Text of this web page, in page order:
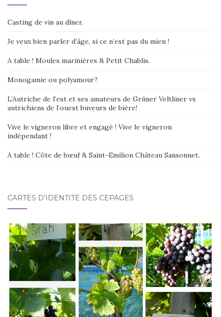
Casting de vin au dîner.
Je veux bien parler d’âge, si ce n’est pas du mien !
A table ! Moules marinières & Petit Chablis.
Monogamie ou polyamour?
L’Autriche de l’est et ses amateurs de Grüner Veltliner vs
autrichiens de l’ouest buveurs de bière!
Vive le vigneron libre et engagé ! Vive le vigneron
indépendant !
A table ! Côte de bœuf & Saint-Emilion Château Sansonnet.
CARTES D’IDENTITÉ DES CÉPAGES